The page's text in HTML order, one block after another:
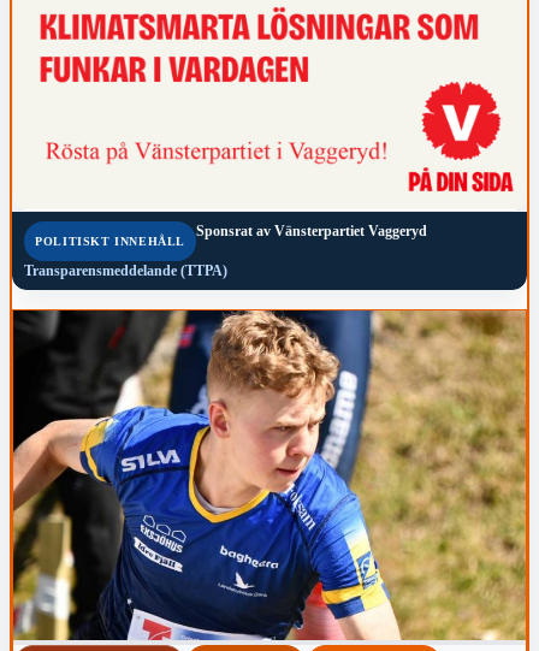
POLITISKT INNEHÅLL
Sponsrat av Vänsterpartiet Vaggeryd
Transparensmeddelande (TTPA)